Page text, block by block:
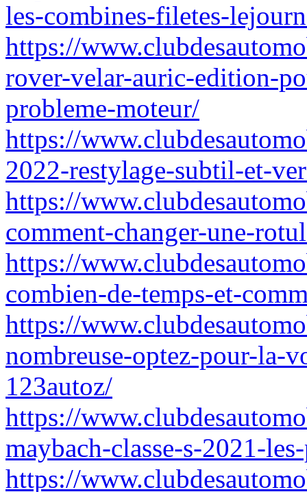
les-combines-filetes-
https://
rover-velar-auric-edition-
probleme-moteur/
https://
2022-restylage-subtil-et-
https://
comment-changer-une-
https://
combien-de-temps-et-
https://
nombreuse-optez-pour-la-
123autoz/
https://
maybach-classe-s-2021-
https://